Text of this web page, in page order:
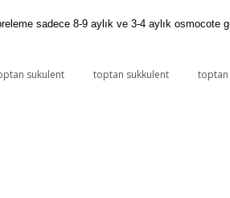
sadece 8-9 aylık ve 3-4 aylık osmocote
sukulent toptan sukkulent toptan